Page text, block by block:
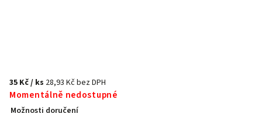
35 Kč/ ks 28,93 Kč bez DPH
Momentálně nedostupné
Možnosti doručení